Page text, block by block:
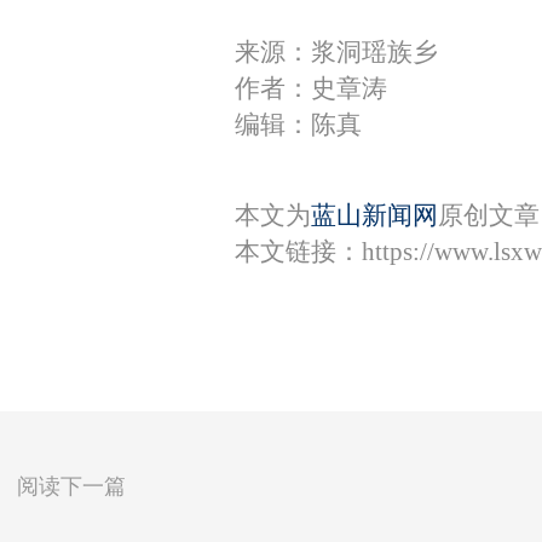
来源：浆洞瑶族乡
作者：史章涛
编辑：陈真
本文为蓝山新闻网 原创文
本文链接： https://
阅读下一篇